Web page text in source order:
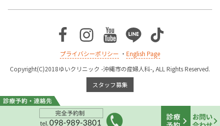
Facebook
Instagram
Youtube
LineTikTok
プライバシーポリシー ・ English Page
Copyright(C)2018ゆいクリニック -沖縄市の産婦人科-, ALL Rights Reserved.
スタッフ募集